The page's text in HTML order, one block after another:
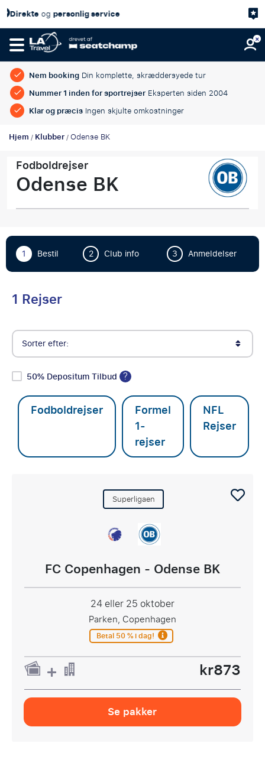
4,7/5
Nem bookingDin komplette, skræddersyede tur
Nummer 1 inden for sportrejserEksperten siden 2004
Klar og præcisIngen skjulte omkostninger
Hjem/Klubber/Odense BK
Fodboldrejser
Odense BK
1 Bestil 2 Club info 3 Anmeldelser
1 Rejser
Sorter efter:
50% Depositum Tilbud ?
Fodboldrejser Formel
1-
rejser
NFL
Rejser
Superligaen
FC Copenhagen - Odense BK
24 eller 25 oktober
Parken, Copenhagen
Betal 50 % i dag!
kr873
Se pakker